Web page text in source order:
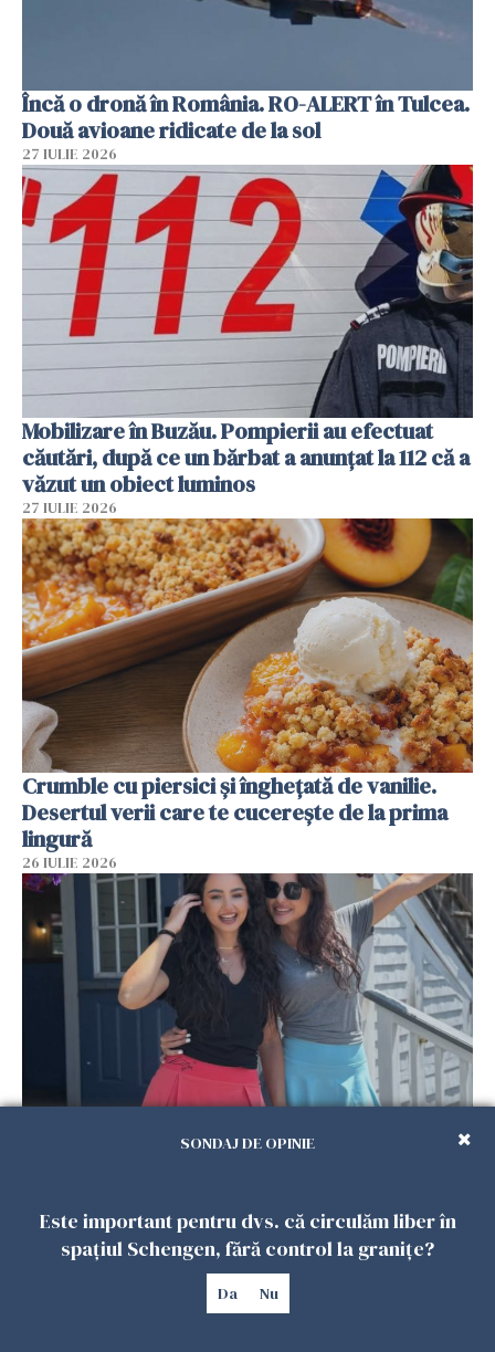
Încă o dronă în România. RO-ALERT în Tulcea.
Două avioane ridicate de la sol
27 IULIE 2026
Mobilizare în Buzău. Pompierii au efectuat
căutări, după ce un bărbat a anunțat la 112 că a
văzut un obiect luminos
27 IULIE 2026
Crumble cu piersici și înghețată de vanilie.
Desertul verii care te cucerește de la prima
lingură
26 IULIE 2026
Cum au devenit două românce de neînlocuit
26 IULIE 2026
SONDAJ DE OPINIE
Este important pentru dvs. că circulăm liber în
spațiul Schengen, fără control la granițe?
Da Nu